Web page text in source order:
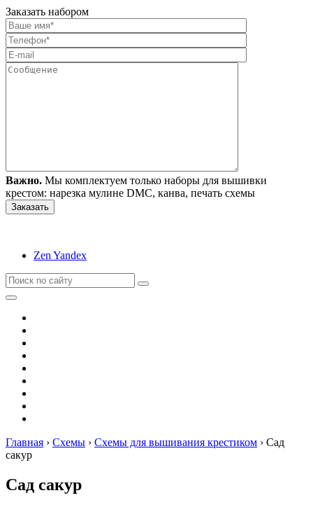
Заказать набором
Важно. Мы комплектуем только наборы для вышивки
крестом: нарезка мулине DMC, канва, печать схемы
Zen Yandex
Главная › Схемы › Схемы для вышивания крестиком › Сад
сакур
Сад сакур